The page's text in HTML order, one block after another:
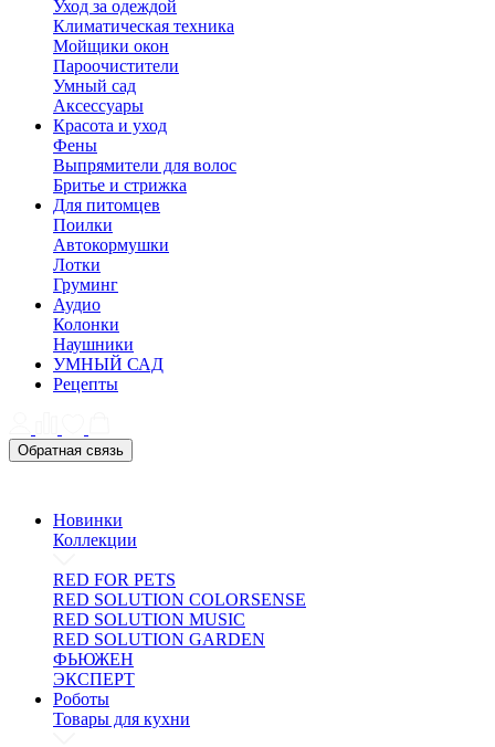
Уход за одеждой
Климатическая техника
Мойщики окон
Пароочистители
Умный сад
Аксессуары
Красота и уход
Фены
Выпрямители для волос
Бритье и стрижка
Для питомцев
Поилки
Автокормушки
Лотки
Груминг
Аудио
Колонки
Наушники
УМНЫЙ САД
Рецепты
Обратная связь
Новинки
Коллекции
RED FOR PETS
RED SOLUTION COLORSENSE
RED SOLUTION MUSIC
RED SOLUTION GARDEN
ФЬЮЖЕН
ЭКСПЕРТ
Роботы
Товары для кухни